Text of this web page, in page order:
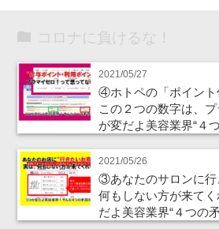
コロナに負けるな！
2021/05/27
④ホトペの「ポイント
この２つの数字は、
が変だよ美容業界“４
2021/05/26
③あなたのサロンに行
何もしない方が来て
だよ美容業界“４つの